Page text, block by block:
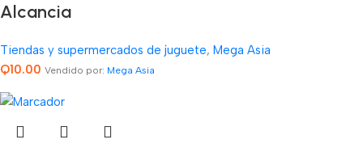
Alcancia
Tiendas y supermercados de juguete, Mega Asia
Q10.00 Vendido por: Mega Asia